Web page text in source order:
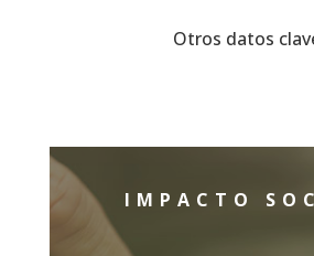
Otros datos
IMPACTO